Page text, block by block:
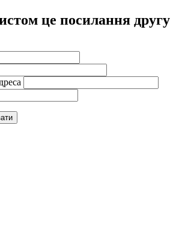
це посилання другу